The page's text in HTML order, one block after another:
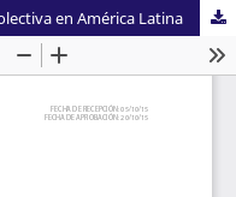
en América Latina